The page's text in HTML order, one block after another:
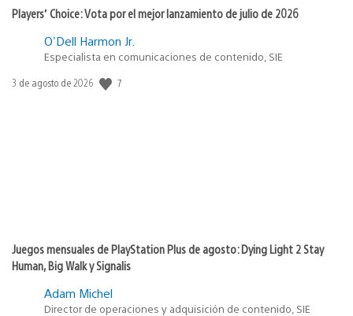
Players’ Choice: Vota por el mejor lanzamiento de julio de 2026
O'Dell Harmon Jr.
Especialista en comunicaciones de contenido, SIE
Fecha
3 de agosto de 2026 7
Juegos mensuales de PlayStation Plus de agosto: Dying Light 2 Stay
Human, Big Walk y Signalis
Adam Michel
Director de operaciones y adquisición de contenido, SIE